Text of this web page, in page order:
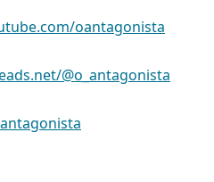
oantagonista
@o_antagonista